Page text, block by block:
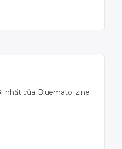
nhất của Bluemato, zine